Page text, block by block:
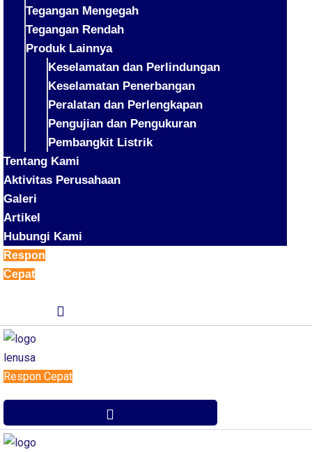
Tegangan Mengegah
Tegangan Rendah
Produk Lainnya
Keselamatan dan Perlindungan
Keselamatan Penerbangan
Peralatan dan Perlengkapan
Pengujian dan Pengukuran
Pembangkit Listrik
Tentang Kami
Aktivitas Perusahaan
Galeri
Artikel
Hubungi Kami
Respon
Cepat
Respon Cepat